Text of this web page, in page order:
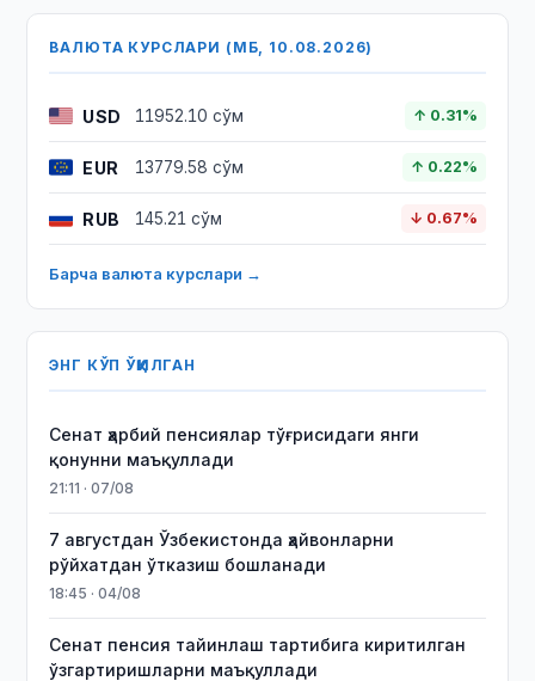
ВАЛЮТА КУРСЛАРИ (МБ, 10.08.2026)
USD 11952.10 сўм ↑ 0.31%
EUR 13779.58 сўм ↑ 0.22%
RUB 145.21 сўм ↓ 0.67%
Барча валюта курслари →
ЭНГ КЎП ЎҚИЛГАН
Сенат ҳарбий пенсиялар тўғрисидаги янги
қонунни маъқуллади
21:11 · 07/08
7 августдан Ўзбекистонда ҳайвонларни
рўйхатдан ўтказиш бошланади
18:45 · 04/08
Сенат пенсия тайинлаш тартибига киритилган
ўзгартиришларни маъқуллади